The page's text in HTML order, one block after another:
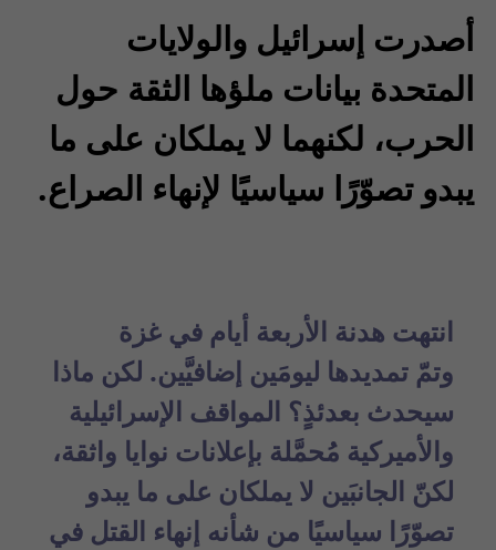
أصدرت إسرائيل والولايات
المتحدة بيانات ملؤها الثقة حول
الحرب، لكنهما لا يملكان على ما
يبدو تصوّرًا سياسيًا لإنهاء الصراع.
انتهت هدنة الأربعة أيام في غزة
وتمّ تمديدها ليومَين إضافيَّين. لكن ماذا
سيحدث بعدئذٍ؟ المواقف الإسرائيلية
والأميركية مُحمَّلة بإعلانات نوايا واثقة،
لكنّ الجانبَين لا يملكان على ما يبدو
تصوّرًا سياسيًا من شأنه إنهاء القتل في